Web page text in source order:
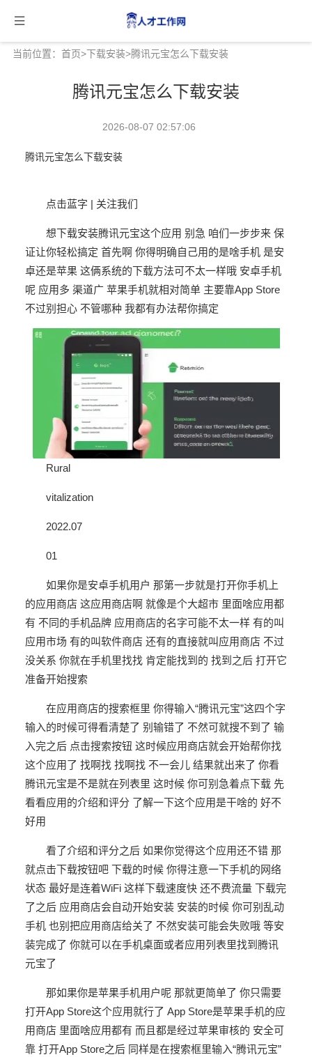
当前位置： 首页>下载安装>腾讯元宝怎么下载安装
腾讯元宝怎么下载安装
2026-08-07 02:57:06
腾讯元宝怎么下载安装
点击蓝字 | 关注我们
想下载安装腾讯元宝这个应用 别急 咱们一步步来 保
证让你轻松搞定 首先啊 你得明确自己用的是啥手机 是安
卓还是苹果 这俩系统的下载方法可不太一样哦 安卓手机
呢 应用多 渠道广 苹果手机就相对简单 主要靠App Store
不过别担心 不管哪种 我都有办法帮你搞定
Rural
vitalization
2022.07
01
如果你是安卓手机用户 那第一步就是打开你手机上
的应用商店 这应用商店啊 就像是个大超市 里面啥应用都
有 不同的手机品牌 应用商店的名字可能不太一样 有的叫
应用市场 有的叫软件商店 还有的直接就叫应用商店 不过
没关系 你就在手机里找找 肯定能找到的 找到之后 打开它
准备开始搜索
在应用商店的搜索框里 你得输入“腾讯元宝”这四个字
输入的时候可得看清楚了 别输错了 不然可就搜不到了 输
入完之后 点击搜索按钮 这时候应用商店就会开始帮你找
这个应用了 找啊找 找啊找 不一会儿 结果就出来了 你看
腾讯元宝是不是就在列表里 这时候 你可别急着点下载 先
看看应用的介绍和评分 了解一下这个应用是干啥的 好不
好用
看了介绍和评分之后 如果你觉得这个应用还不错 那
就点击下载按钮吧 下载的时候 你得注意一下手机的网络
状态 最好是连着WiFi 这样下载速度快 还不费流量 下载完
了之后 应用商店会自动开始安装 安装的时候 你可别乱动
手机 也别把应用商店给关了 不然安装可能会失败哦 等安
装完成了 你就可以在手机桌面或者应用列表里找到腾讯
元宝了
那如果你是苹果手机用户呢 那就更简单了 你只需要
打开App Store这个应用就行了 App Store是苹果手机的应
用商店 里面啥应用都有 而且都是经过苹果审核的 安全可
靠 打开App Store之后 同样是在搜索框里输入“腾讯元宝”